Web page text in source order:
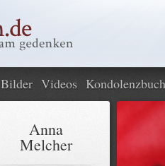
Bilder Videos Kondolenzbuch
Anna
Melcher